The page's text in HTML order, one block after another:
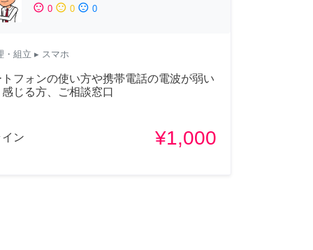
sentiment_satisfied 0 sentiment_neutral 0 sentiment_dissatisfied 0
・組立 ▸ スマホ
フォンの使い方や携帯電話の電波が弱い
じる方、ご相談窓口
ン ¥1,000